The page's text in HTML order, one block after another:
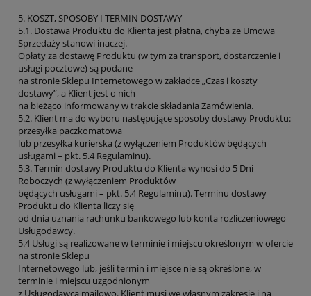
5. KOSZT, SPOSOBY I TERMIN DOSTAWY
5.1. Dostawa Produktu do Klienta jest płatna, chyba że Umowa
Sprzedaży stanowi inaczej.
Opłaty za dostawę Produktu (w tym za transport, dostarczenie i
usługi pocztowe) są podane
na stronie Sklepu Internetowego w zakładce „Czas i koszty
dostawy”, a Klient jest o nich
na bieżąco informowany w trakcie składania Zamówienia.
5.2. Klient ma do wyboru następujące sposoby dostawy Produktu:
przesyłka paczkomatowa
lub przesyłka kurierska (z wyłączeniem Produktów będących
usługami – pkt. 5.4 Regulaminu).
5.3. Termin dostawy Produktu do Klienta wynosi do 5 Dni
Roboczych (z wyłączeniem Produktów
będących usługami – pkt. 5.4 Regulaminu). Terminu dostawy
Produktu do Klienta liczy się
od dnia uznania rachunku bankowego lub konta rozliczeniowego
Usługodawcy.
5.4 Usługi są realizowane w terminie i miejscu określonym w ofercie
na stronie Sklepu
Internetowego lub, jeśli termin i miejsce nie są określone, w
terminie i miejscu uzgodnionym
z Usługodawcą mailowo. Klient musi we własnym zakresie i na